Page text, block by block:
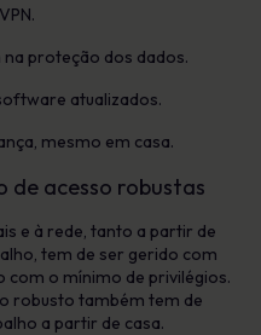
proteção dos dados.
atualizados.
mesmo em casa.
de acesso robustas
e à rede, tanto a partir de
tem de ser gerido com
com o mínimo de privilégios.
robusto também tem de
a partir de casa.